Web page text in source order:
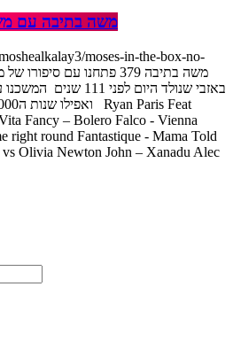
משה בתיבה עם משה
moses-in-the-box-no-
Fancy – Bolero Falco - Vienna
right round Fantastique - Mama Told
Olivia Newton John – Xanadu Alec